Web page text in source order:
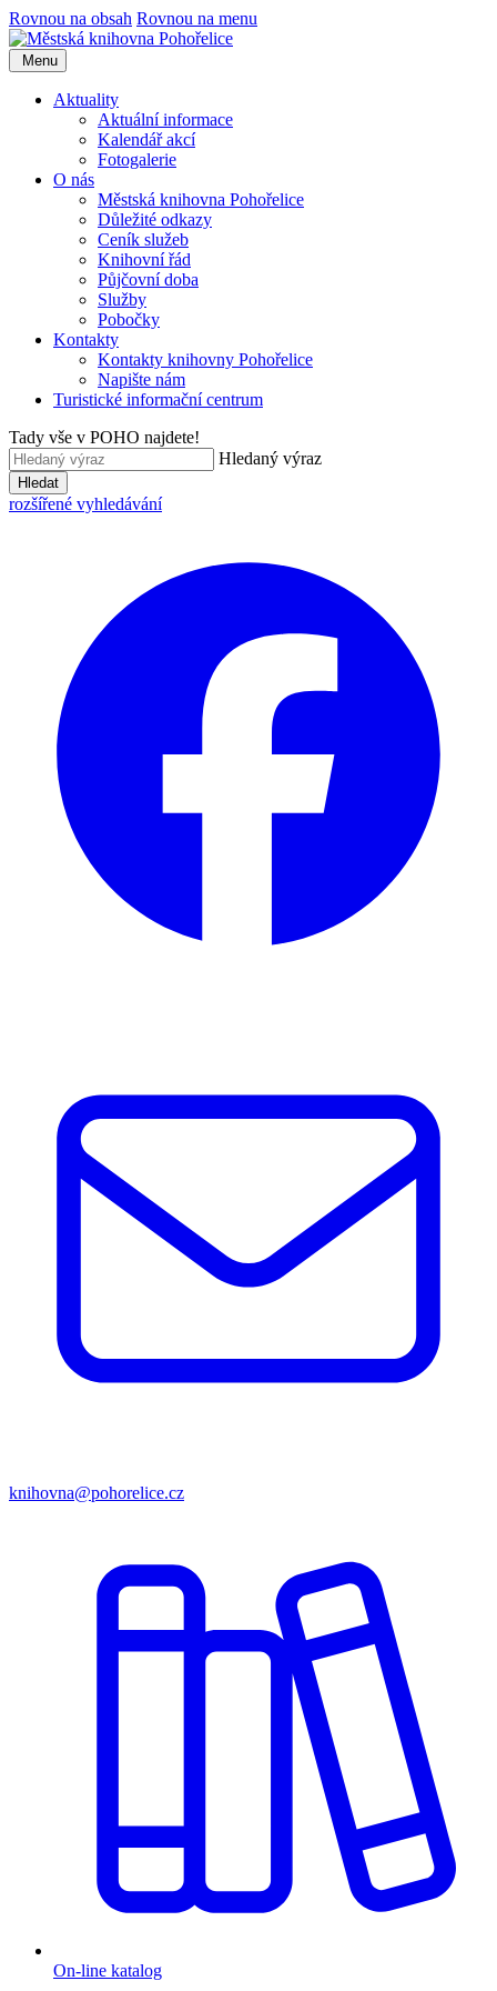
Rovnou na obsah Rovnou na menu
Menu
Aktuality
Aktuální informace
Kalendář akcí
Fotogalerie
O nás
Městská knihovna Pohořelice
Důležité odkazy
Ceník služeb
Knihovní řád
Půjčovní doba
Služby
Pobočky
Kontakty
Kontakty knihovny Pohořelice
Napište nám
Turistické informační centrum
Tady vše v POHO najdete!
Hledaný výraz
Hledat
rozšířené vyhledávání
knihovna@pohorelice.cz
On-line katalog